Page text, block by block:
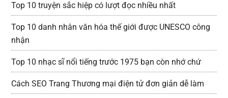
Top 10 truyện sắc hiệp có lượt đọc nhiều nhất
Top 10 danh nhân văn hóa thế giới được UNESCO công
nhận
Top 10 nhạc sĩ nổi tiếng trước 1975 bạn còn nhớ chứ
Cách SEO Trang Thương mại điện tử đơn giản dễ làm